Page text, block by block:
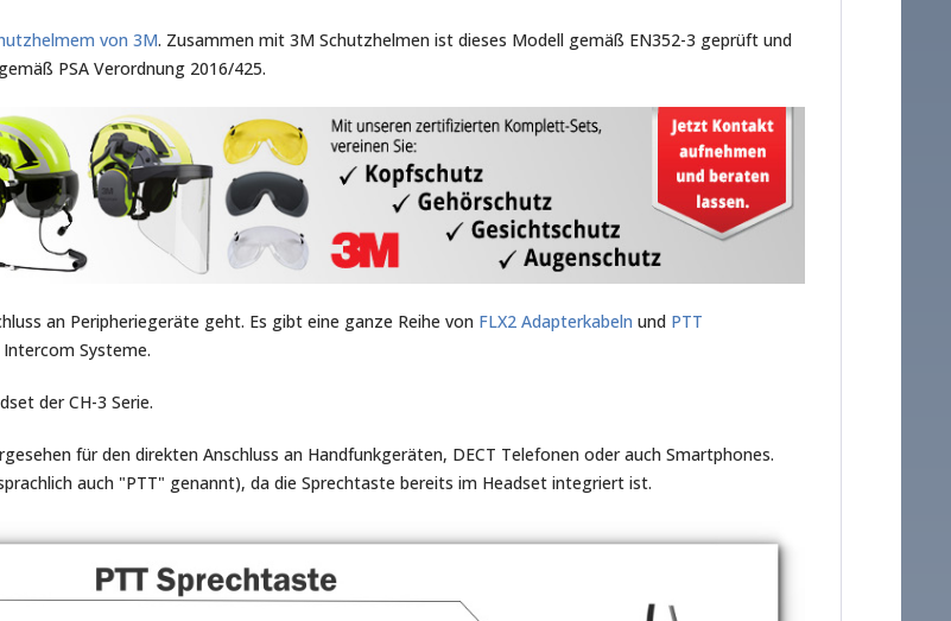
von 3M. Zusammen mit 3M Schutzhelmen ist dieses Modell gemäß EN352-3 geprüft und
PSA Verordnung 2016/425.
an Peripheriegeräte geht. Es gibt eine ganze Reihe von FLX2 Adapterkabeln und PTT
Systeme.
der CH-3 Serie.
für den direkten Anschluss an Handfunkgeräten, DECT Telefonen oder auch Smartphones.
auch "PTT" genannt), da die Sprechtaste bereits im Headset integriert ist.